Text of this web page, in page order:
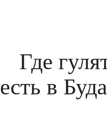
Где
есть в